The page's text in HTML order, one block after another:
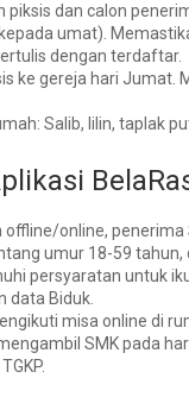
dan calon
umat).
dengan terdaftar.
ke gereja hari Jumat.
: Salib, lilin, taplak
online, penerima
umur 18-59
persyaratan untuk
data Biduk.
misa online di
SMK pada